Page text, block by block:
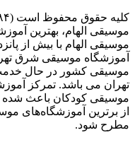
موسیقی الهام، بهترین
موسیقی الهام با بیش از
آموزشگاه موسیقی شرق
موسیقی کشور در حال
تهران می باشد. تمرکز
موسیقی کودکان باعث شده
از برترین آموزشگاه‌های
مطرح شود.